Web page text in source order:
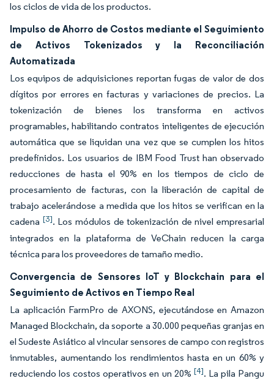
los ciclos de vida de los productos.
Impulso de Ahorro de Costos mediante el Seguimiento
de Activos Tokenizados y la Reconciliación
Automatizada
Los equipos de adquisiciones reportan fugas de valor de dos
dígitos por errores en facturas y variaciones de precios. La
tokenización de bienes los transforma en activos
programables, habilitando contratos inteligentes de ejecución
automática que se liquidan una vez que se cumplen los hitos
predefinidos. Los usuarios de IBM Food Trust han observado
reducciones de hasta el 90% en los tiempos de ciclo de
procesamiento de facturas, con la liberación de capital de
trabajo acelerándose a medida que los hitos se verifican en la
cadena [3]. Los módulos de tokenización de nivel empresarial
integrados en la plataforma de VeChain reducen la carga
técnica para los proveedores de tamaño medio.
Convergencia de Sensores IoT y Blockchain para el
Seguimiento de Activos en Tiempo Real
La aplicación FarmPro de AXONS, ejecutándose en Amazon
Managed Blockchain, da soporte a 30.000 pequeñas granjas en
el Sudeste Asiático al vincular sensores de campo con registros
inmutables, aumentando los rendimientos hasta en un 60% y
reduciendo los costos operativos en un 20% [4]. La pila Pangu